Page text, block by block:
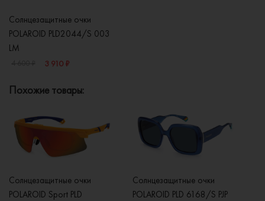
Солнцезащитные очки
POLAROID PLD2044/S 003
LM
3 910 ₽
Похожие товары:
Солнцезащитные очки
POLAROID Sport PLD
Солнцезащитные очки
POLAROID PLD 6168/S PJP